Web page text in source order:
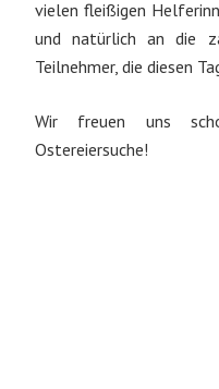
vielen fleißigen
und natürlich an die
Teilnehmer, die diesen
Wir freuen uns
Ostereiersuche!